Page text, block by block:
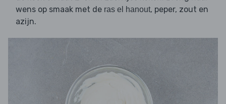
wens op smaak met de ras el hanout, peper, zout en
azijn.